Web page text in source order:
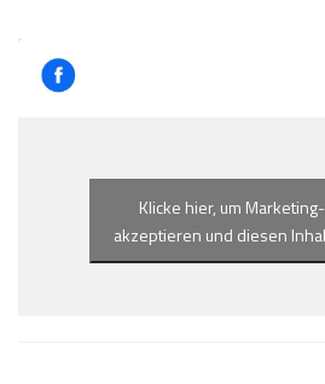
Klicke hier, um
akzeptieren und diesen